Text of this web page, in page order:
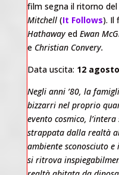
film segna il ritorno
Mitchell(It Follows). Il
HathawayedEwan
e Christian Convery.
Data uscita: 12
Negli anni ’80, la
bizzarri nel proprio
evento cosmico,
strappata dalla realtà
ambiente sconosciuto
si ritrova